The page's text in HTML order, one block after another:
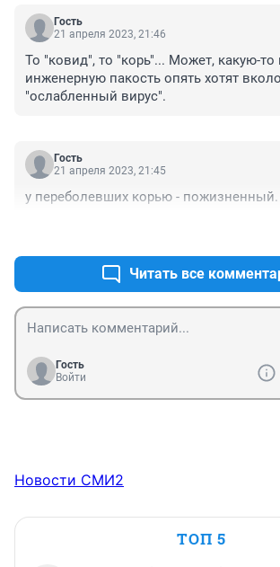
Гость
21 апреля 2023, 21:46
То "ковид", то "корь"... Может, какую-то
инженерную пакость опять хотят
"ослабленный вирус".
Гость
21 апреля 2023, 21:45
у переболевших корью - пожизненный.
Читать все
Гость
Войти
Новости СМИ2
ТОП 5